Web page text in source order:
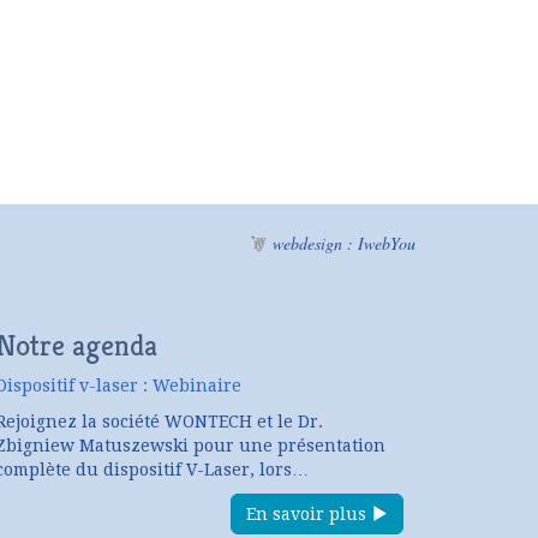
webdesign : IwebYou
agenda
v-laser : Webinaire
la société WONTECH et le Dr.
Matuszewski pour une présentation
du dispositif V-Laser, lors…
En savoir plus